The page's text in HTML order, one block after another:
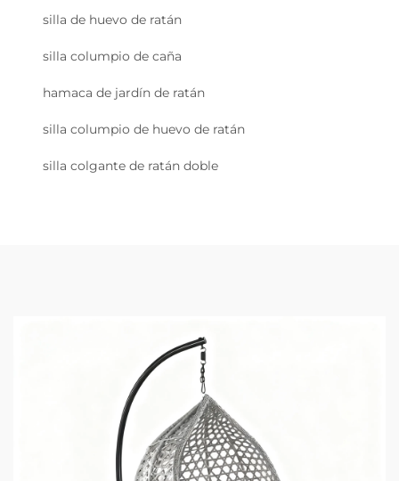
silla de huevo de ratán
silla columpio de caña
hamaca de jardín de ratán
silla columpio de huevo de ratán
silla colgante de ratán doble